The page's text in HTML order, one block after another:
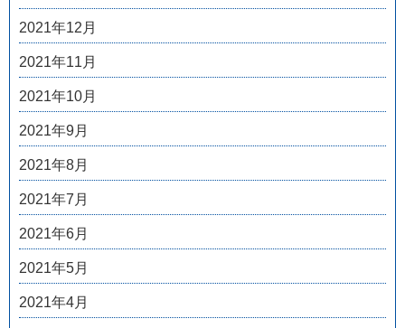
2021年12月
2021年11月
2021年10月
2021年9月
2021年8月
2021年7月
2021年6月
2021年5月
2021年4月